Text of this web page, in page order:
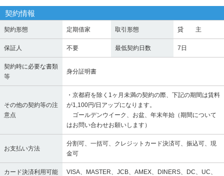
契約情報
契約形態 定期借家 取引形態 貸 主
保証人 不要 最低契約日数 7日
契約時に必要な書類
等
身分証明書
その他の契約等の注
意点
・京都府を除く1ヶ月未満の契約の際、下記の期間は賃料
が1,100円/日アップになります。
ゴールデンウイーク、お盆、年末年始（期間について
はお問い合わせお願いします）
お支払い方法
分割可、一括可、クレジットカード決済可、振込可、現
金可
カード決済利用可能
VISA、MASTER、JCB、AMEX、DINERS、DC、UC、